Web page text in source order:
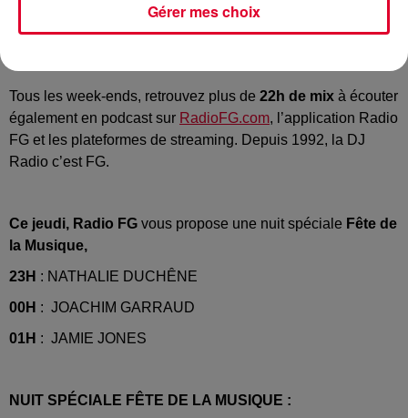
planète mixent en exclusivité sur RADIO FG… Jusqu’au
bout de la nuit, c’estCLUB FG.
Tous les week-ends, retrouvez plus de 22h de mix à écouter
également en podcast sur RadioFG.com, l’application Radio
FG et les plateformes de streaming. Depuis 1992, la DJ
Radio c’est FG.
Ce jeudi, Radio FG vous propose une nuit spéciale Fête de
la Musique,
23H : NATHALIE DUCHÊNE
00H : JOACHIM GARRAUD
01H : JAMIE JONES
NUIT SPÉCIALE FÊTE DE LA MUSIQUE :
Gérer mes choix